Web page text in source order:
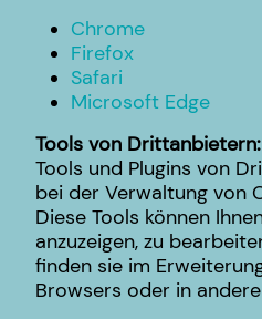
Chrome
Firefox
Safari
Microsoft Edge
Tools von Drittanbietern:
Tools und Plugins von
bei der Verwaltung von
Diese Tools können
anzuzeigen, zu
finden sie im
Browsers oder in